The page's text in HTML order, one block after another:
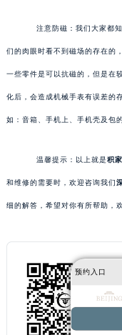
注意防磁：我们大家都知
们的肉眼时看不到磁场的存在的
一些零件是可以抗磁的，但是在
化后，会造成机械手表有误差的
如：音箱、手机上、手机壳及包
温馨提示：以上就是积
和维修的需要时，欢迎咨询我们
细的解答，希望对你有所帮助，
预约入口